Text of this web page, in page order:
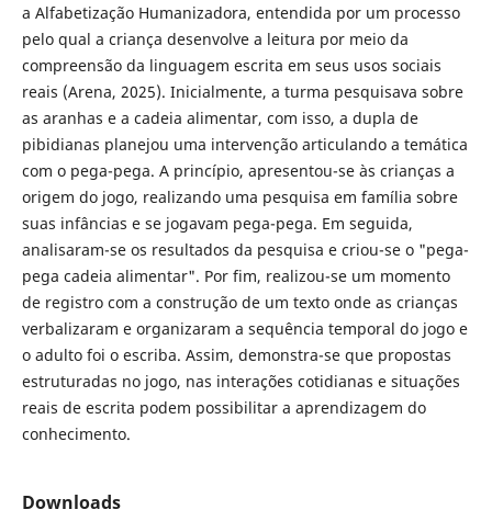
a Alfabetização Humanizadora, entendida por um processo
pelo qual a criança desenvolve a leitura por meio da
compreensão da linguagem escrita em seus usos sociais
reais (Arena, 2025). Inicialmente, a turma pesquisava sobre
as aranhas e a cadeia alimentar, com isso, a dupla de
pibidianas planejou uma intervenção articulando a temática
com o pega-pega. A princípio, apresentou-se às crianças a
origem do jogo, realizando uma pesquisa em família sobre
suas infâncias e se jogavam pega-pega. Em seguida,
analisaram-se os resultados da pesquisa e criou-se o "pega-
pega cadeia alimentar". Por fim, realizou-se um momento
de registro com a construção de um texto onde as crianças
verbalizaram e organizaram a sequência temporal do jogo e
o adulto foi o escriba. Assim, demonstra-se que propostas
estruturadas no jogo, nas interações cotidianas e situações
reais de escrita podem possibilitar a aprendizagem do
conhecimento.
Downloads